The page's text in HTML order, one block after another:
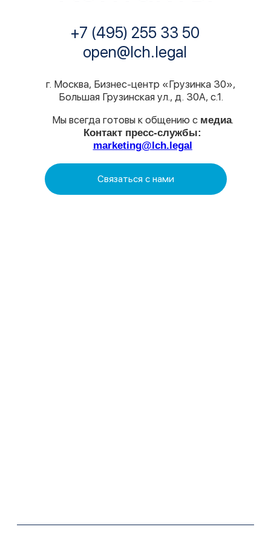
О нас
Проекты
Аналитика
Контакты